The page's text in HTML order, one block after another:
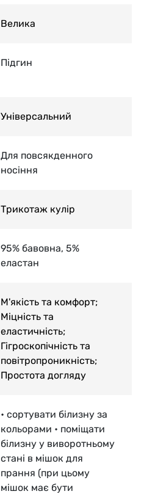
Велика
Підгин
Універсальний
Для повсякденного
носіння
Трикотаж кулір
95% бавовна, 5%
еластан
М'якість та комфорт;
Міцність та
еластичність;
Гігроскопічність та
повітропроникність;
Простота догляду
• сортувати білизну за
кольорами • поміщати
білизну у виворотньому
стані в мішок для
прання (при цьому
мішок має бути